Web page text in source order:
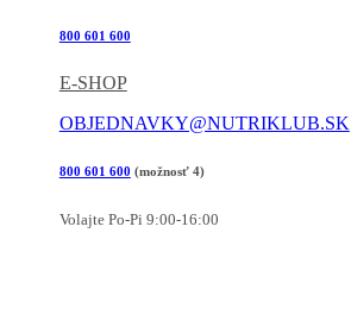
800 601 600
E-SHOP
OBJEDNAVKY@NUTRIKLUB.SK
800 601 600 (možnosť 4)
Volajte Po-Pi 9:00-16:00